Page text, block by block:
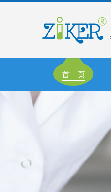
首 页